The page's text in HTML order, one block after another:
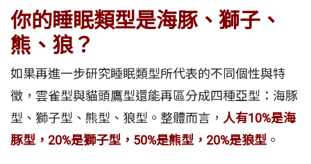
你的睡眠類型是海豚、獅子、
熊、狼？
如果再進一步研究睡眠類型所代表的不同個性與特
徵，雲雀型與貓頭鷹型還能再區分成四種亞型：海豚
型、獅子型、熊型、狼型。整體而言， 人有10%是海
豚型，20%是獅子型，50%是熊型，20%是狼型 。